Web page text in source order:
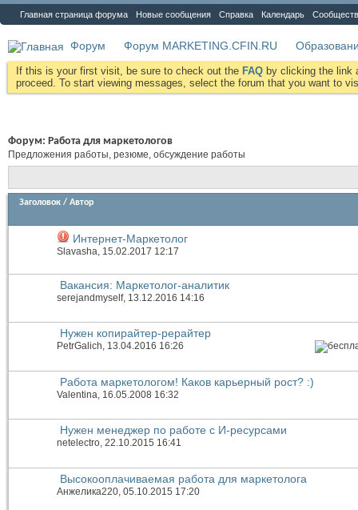
Главная страница форума Новые сообщения Справка Календарь
Форум Форум MARKETING.CFIN.RU
If this is your first visit, be sure to check out the FAQ by clicking the link
proceed. To start viewing messages, select the forum that you want to
Форум: Работа для маркетологов
Предложения работы, резюме, обсуждение работы
Заголовок / Автор
Интернет-Маркетолог
Slavasha, 15.02.2017 12:17
Вакансия: Маркетолог-аналитик
serejandmyself, 13.12.2016 14:16
Нужен копирайтер-рерайтер
PetrGalich, 13.04.2016 16:26
Работа маркетологом! Каков карьерный рост? :)
Valentina , 16.05.2008 16:32
Нужен менеджер по работе с И-ресурсами
netelectro, 22.10.2015 16:41
Высокооплачиваемая работа для маркетолога
Анжелика220 , 05.10.2015 17:20